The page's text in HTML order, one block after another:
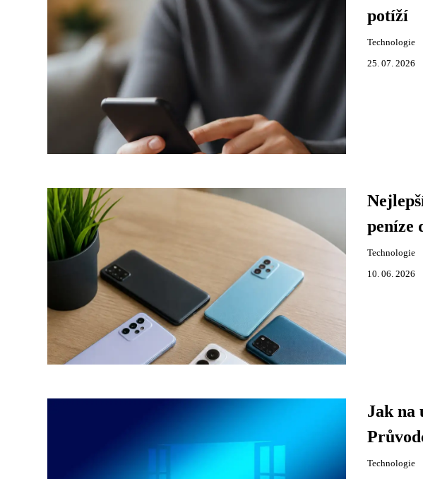
potíží
Technologie
25. 07. 2026
peníze
Technologie
10. 06. 2026
Jak na
Technologie